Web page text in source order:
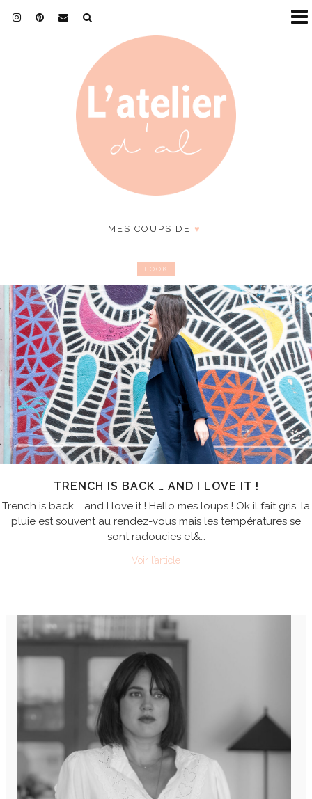
MES COUPS DE ♥
LOOK
TRENCH IS BACK … AND I LOVE IT !
Trench is back … and I love it ! Hello mes loups ! Ok il fait gris, la
pluie est souvent au rendez-vous mais les températures se
sont radoucies et&…
Voir l’article